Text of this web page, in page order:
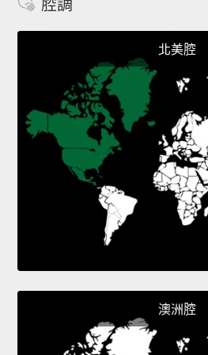
腔調
北美腔
澳洲腔